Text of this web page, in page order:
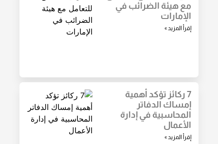
مع هيئة الضرائب في
الإمارات
إقرأ المزيد »
7 ركائز تؤكد أهمية
إمساك الدفاتر
المحاسبية في إدارة
الأعمال
إقرأ المزيد »